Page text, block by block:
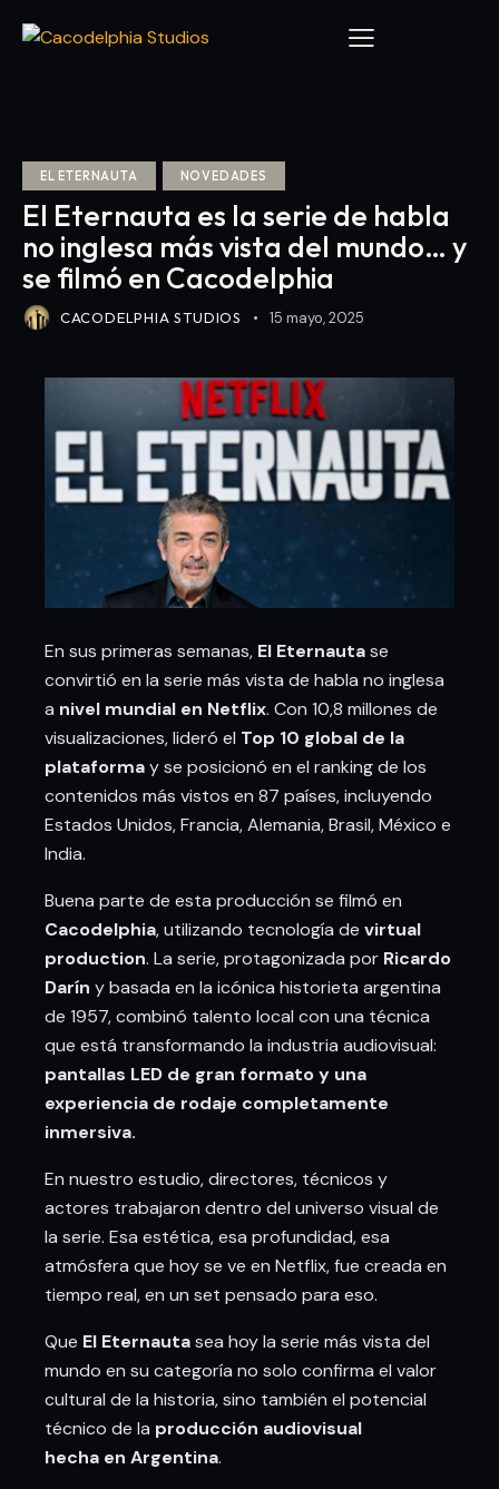
EL ETERNAUTA NOVEDADES
El Eternauta es la serie de habla
no inglesa más vista del mundo… y
se filmó en Cacodelphia
CACODELPHIA STUDIOS 15 mayo, 2025
En sus primeras semanas, El Eternautase
convirtió en la serie más vista de habla no inglesa
a nivel mundial en Netflix. Con 10,8 millones de
visualizaciones, lideró el Top 10 global de la
plataformay se posicionó en el ranking de los
contenidos más vistos en 87 países, incluyendo
Estados Unidos, Francia, Alemania, Brasil, México e
India.
Buena parte de esta producción se filmó en
Cacodelphia, utilizando tecnología de virtual
production. La serie, protagonizada por Ricardo
Darín y basada en la icónica historieta argentina
de 1957, combinó talento local con una técnica
que está transformando la industria audiovisual:
pantallas LED de gran formato y una
experiencia de rodaje completamente
inmersiva.
En nuestro estudio, directores, técnicos y
actores trabajaron dentro del universo visual de
la serie. Esa estética, esa profundidad, esa
atmósfera que hoy se ve en Netflix, fue creada en
tiempo real, en un set pensado para eso.
Que El Eternautasea hoy la serie más vista del
mundo en su categoría no solo confirma el valor
cultural de la historia, sino también el potencial
técnico de la producción audiovisual
hecha en Argentina.